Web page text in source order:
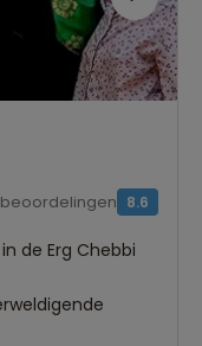
8.6
beoordelingen
de Erg Chebbi